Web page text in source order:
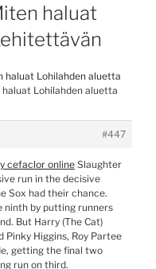
haluat
haluat Lohilahden aluetta
Lohilahden aluetta
#447
cefaclor online Slaughter
run in the decisive
Sox had their chance.
ninth by putting runners
But Harry (The Cat)
Pinky Higgins, Roy Partee
getting the final two
run on third.